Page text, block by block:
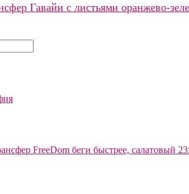
Гавайи с листьями оранжево-